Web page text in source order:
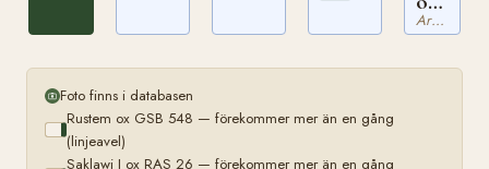
EGYPT
Arabiskt Fullblod
Foto finns i databasen
Rustem ox GSB 548 — förekommer mer än en gång
(linjeavel)
Saklawi I ox RAS 26 — förekommer mer än en gång